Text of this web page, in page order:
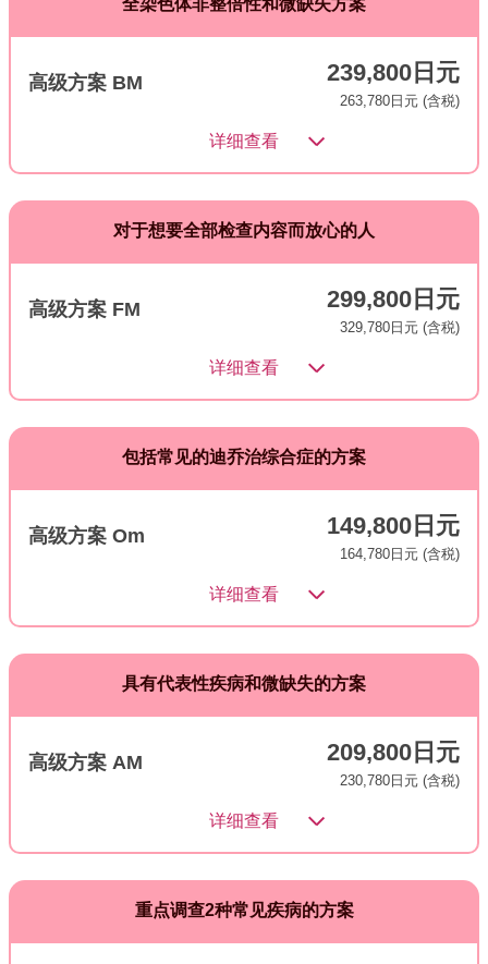
全染色体非整倍性和微缺失方案
高级方案 BM 239,800日元
263,780日元 (含税)
详细查看
对于想要全部检查内容而放心的人
高级方案 FM 299,800日元
329,780日元 (含税)
详细查看
包括常见的迪乔治综合症的方案
高级方案 Om 149,800日元
164,780日元 (含税)
详细查看
具有代表性疾病和微缺失的方案
高级方案 AM 209,800日元
230,780日元 (含税)
详细查看
重点调查2种常见疾病的方案